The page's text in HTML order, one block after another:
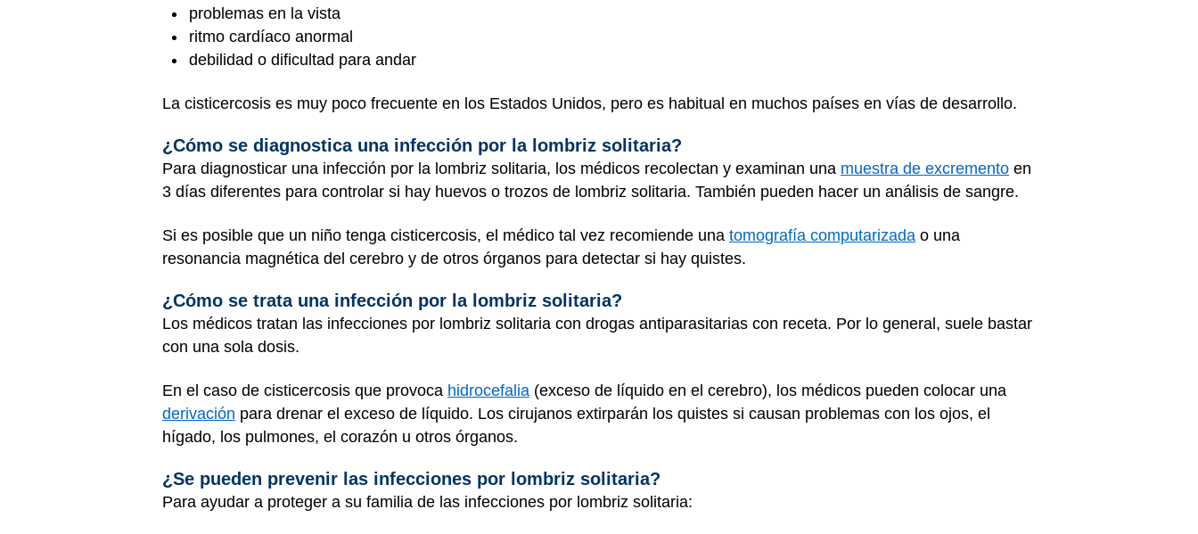
problemas en la vista
ritmo cardíaco anormal
debilidad o dificultad para andar
La cisticercosis es muy poco frecuente en los Estados Unidos, pero es habitual en muchos países en vías de desarrollo.
¿Cómo se diagnostica una infección por la lombriz solitaria?
Para diagnosticar una infección por la lombriz solitaria, los médicos recolectan y examinan una muestra de excremento en
3 días diferentes para controlar si hay huevos o trozos de lombriz solitaria. También pueden hacer un análisis de sangre.
Si es posible que un niño tenga cisticercosis, el médico tal vez recomiende una tomografía computarizada o una
resonancia magnética del cerebro y de otros órganos para detectar si hay quistes.
¿Cómo se trata una infección por la lombriz solitaria?
Los médicos tratan las infecciones por lombriz solitaria con drogas antiparasitarias con receta. Por lo general, suele bastar
con una sola dosis.
En el caso de cisticercosis que provoca hidrocefalia (exceso de líquido en el cerebro), los médicos pueden colocar una
derivación para drenar el exceso de líquido. Los cirujanos extirparán los quistes si causan problemas con los ojos, el
hígado, los pulmones, el corazón u otros órganos.
¿Se pueden prevenir las infecciones por lombriz solitaria?
Para ayudar a proteger a su familia de las infecciones por lombriz solitaria: